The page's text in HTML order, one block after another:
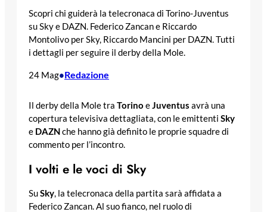
Scopri chi guiderà la telecronaca di Torino-Juventus
su Sky e DAZN. Federico Zancan e Riccardo
Montolivo per Sky, Riccardo Mancini per DAZN. Tutti
i dettagli per seguire il derby della Mole.
24 Mag•Redazione
Il derby della Mole tra Torino eJuventus avrà una
copertura televisiva dettagliata, con le emittenti Sky
e DAZNche hanno già definito le proprie squadre di
commento per l’incontro.
I volti e le voci di Sky
SuSky, la telecronaca della partita sarà affidata a
Federico Zancan. Al suo fianco, nel ruolo di